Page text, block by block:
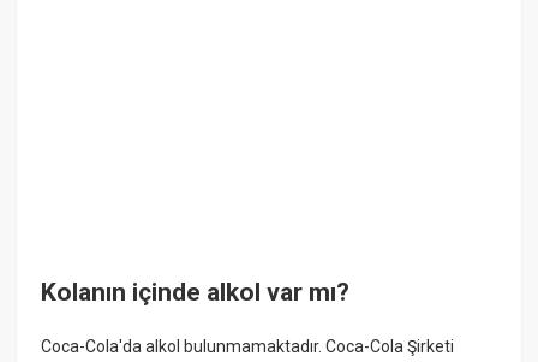
Kolanın içinde alkol var mı?
Coca-Cola'da alkol bulunmamaktadır. Coca-Cola Şirketi